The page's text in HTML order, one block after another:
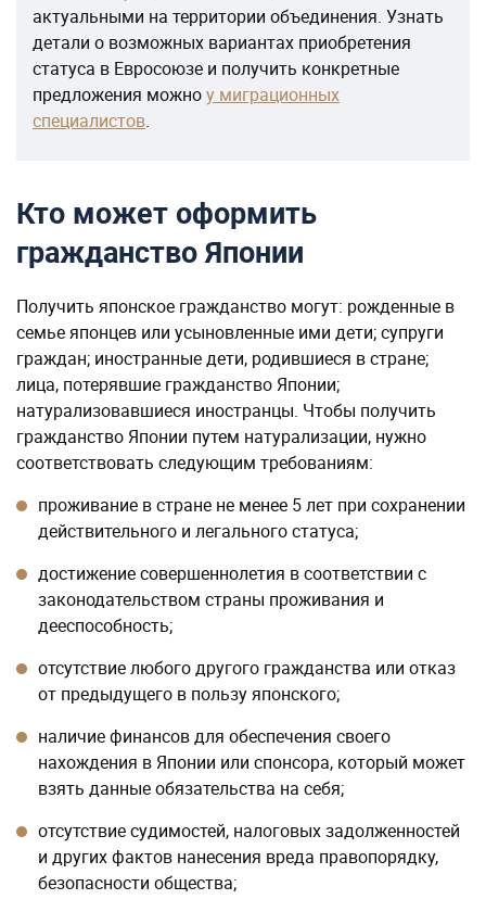
актуальными на территории объединения. Узнать
детали о возможных вариантах приобретения
статуса в Евросоюзе и получить конкретные
предложения можноу миграционных
специалистов.
Кто может оформить
гражданство Японии
Получить японское гражданство могут: рожденные в
семье японцев или усыновленные ими дети; супруги
граждан; иностранные дети, родившиеся в стране;
лица, потерявшие гражданство Японии;
натурализовавшиеся иностранцы. Чтобы получить
гражданство Японии путем натурализации, нужно
соответствовать следующим требованиям:
проживание в стране не менее 5 лет при сохранении
действительного и легального статуса;
достижение совершеннолетия в соответствии с
законодательством страны проживания и
дееспособность;
отсутствие любого другого гражданства или отказ
от предыдущего в пользу японского;
наличие финансов для обеспечения своего
нахождения в Японии или спонсора, который может
взять данные обязательства на себя;
отсутствие судимостей, налоговых задолженностей
и других фактов нанесения вреда правопорядку,
безопасности общества;